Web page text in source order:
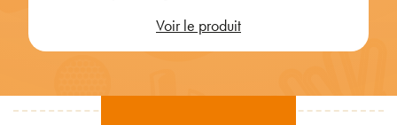
Voir le produit